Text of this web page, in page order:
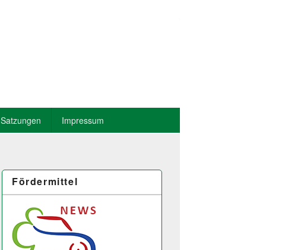
Satzungen Impressum
Fördermittel